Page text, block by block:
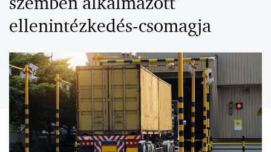
ellenintézkedés-csomagja